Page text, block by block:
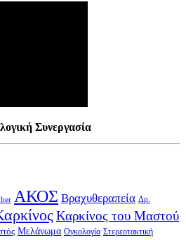
Συνεργασία
ΑΚΟΣ Βραχυθεραπεία Δρ.
Καρκίνος του Μαστού
Μελάνωμα Ογκολογία Στερεοτακτική